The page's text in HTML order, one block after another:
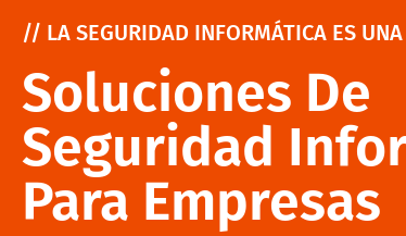
// LA SEGURIDAD INFORMÁTICA ES UNA
Soluciones De
Seguridad
Para Empresas